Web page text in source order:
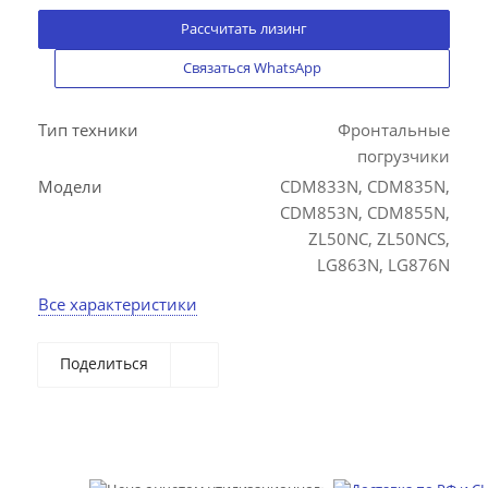
Рассчитать лизинг
Связаться WhatsApp
Тип техники
Фронтальные
погрузчики
Модели
CDM833N, CDM835N,
CDM853N, CDM855N,
ZL50NC, ZL50NCS,
LG863N, LG876N
Все характеристики
Поделиться